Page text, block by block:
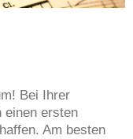
Bei Ihrer
einen ersten
Am besten